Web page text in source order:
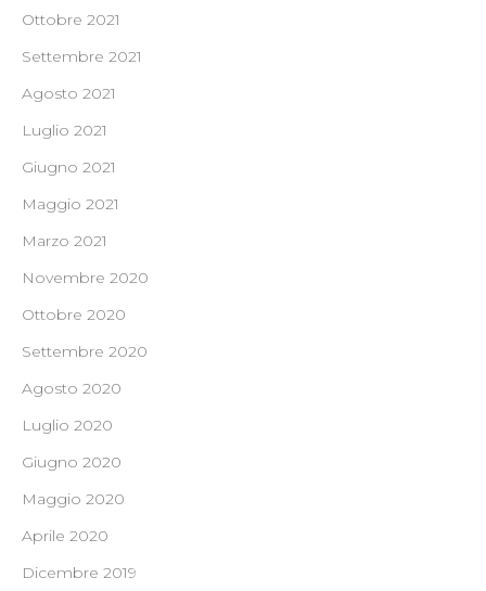
Ottobre 2021
Settembre 2021
Agosto 2021
Luglio 2021
Giugno 2021
Maggio 2021
Marzo 2021
Novembre 2020
Ottobre 2020
Settembre 2020
Agosto 2020
Luglio 2020
Giugno 2020
Maggio 2020
Aprile 2020
Dicembre 2019